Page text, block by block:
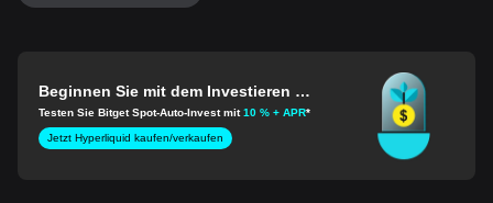
Beginnen Sie mit dem Investieren in
Hyperliquid
Testen Sie Bitget Spot-Auto-Invest mit10 % + APR*
Jetzt Hyperliquid kaufen/verkaufen